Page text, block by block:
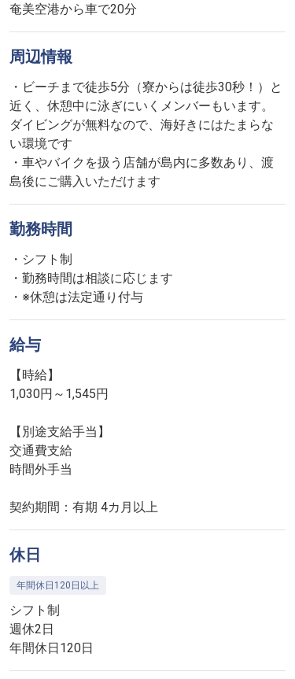
奄美空港から車で20分
周辺情報
・ビーチまで徒歩5分（寮からは徒歩30秒！）と
近く、休憩中に泳ぎにいくメンバーもいます。
ダイビングが無料なので、海好きにはたまらな
い環境です
・車やバイクを扱う店舗が島内に多数あり、渡
島後にご購入いただけます
勤務時間
・シフト制
・勤務時間は相談に応じます
・※休憩は法定通り付与
給与
【時給】
1,030円～1,545円
【別途支給手当】
交通費支給
時間外手当
契約期間：有期 4カ月以上
休日
年間休日120日以上
シフト制
週休2日
年間休日120日